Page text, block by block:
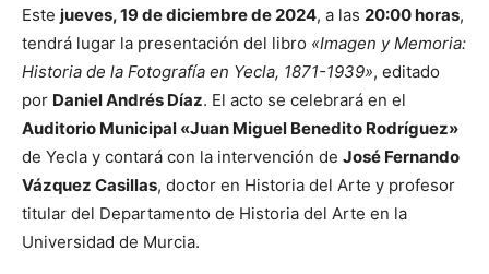
Este jueves, 19 de diciembre de 2024, a las 20:00 horas,
tendrá lugar la presentación del libro «Imagen y Memoria:
Historia de la Fotografía en Yecla, 1871-1939», editado
por Daniel Andrés Díaz. El acto se celebrará en el
Auditorio Municipal «Juan Miguel Benedito Rodríguez»
de Yecla y contará con la intervención de José Fernando
Vázquez Casillas, doctor en Historia del Arte y profesor
titular del Departamento de Historia del Arte en la
Universidad de Murcia.